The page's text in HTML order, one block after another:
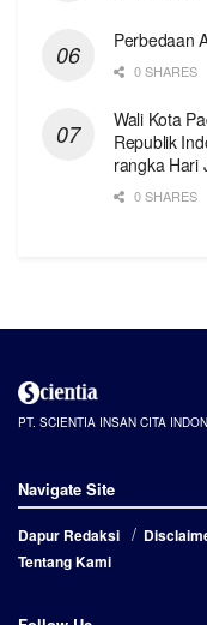
Perbedaan
0 SHARES
Wali Kota
Republik
rangka Hari
0 SHARES
PT. SCIENTIA INSAN CITA
Navigate Site
Dapur Redaksi
Tentang Kami